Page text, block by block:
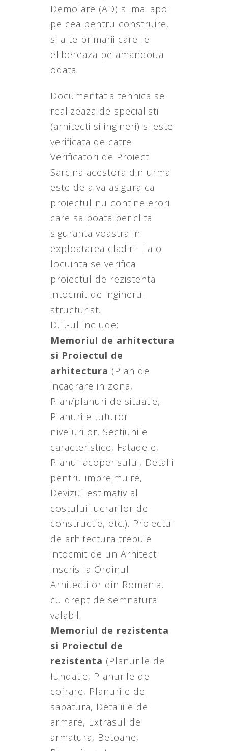
Demolare (AD) si mai apoi
pe cea pentru construire,
si alte primarii care le
elibereaza pe amandoua
odata.
Documentatia tehnica se
realizeaza de specialisti
(arhitecti si ingineri) si este
verificata de catre
Verificatori de Proiect.
Sarcina acestora din urma
este de a va asigura ca
proiectul nu contine erori
care sa poata periclita
siguranta voastra in
exploatarea cladirii. La o
locuinta se verifica
proiectul de rezistenta
intocmit de inginerul
structurist.
D.T.-ul include:
Memoriul de arhitectura
si Proiectul de
arhitectura (Plan de
incadrare in zona,
Plan/planuri de situatie,
Planurile tuturor
nivelurilor, Sectiunile
caracteristice, Fatadele,
Planul acoperisului, Detalii
pentru imprejmuire,
Devizul estimativ al
costului lucrarilor de
constructie, etc.). Proiectul
de arhitectura trebuie
intocmit de un Arhitect
inscris la Ordinul
Arhitectilor din Romania,
cu drept de semnatura
valabil.
Memoriul de rezistenta
si Proiectul de
rezistenta (Planurile de
fundatie, Planurile de
cofrare, Planurile de
sapatura, Detaliile de
armare, Extrasul de
armatura, Betoane,